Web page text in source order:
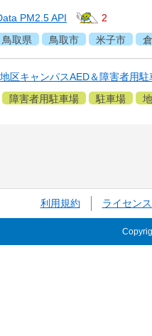
PM2.5 API
2
鳥取県 鳥取市 米子市
区キャンパスAED＆障害者用
障害者用駐車場 駐車場
利用規約 ライセン